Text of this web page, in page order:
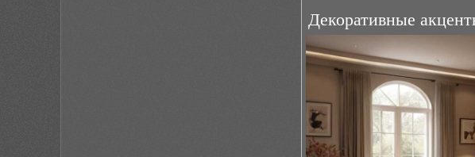
Декоративные